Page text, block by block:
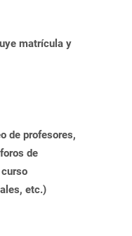
matrícula y
de profesores,
de
etc.)